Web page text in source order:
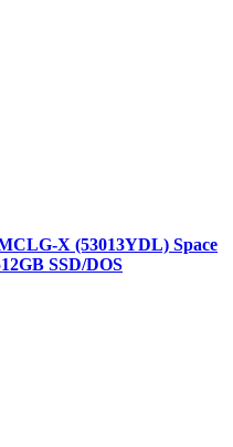
X (53013YDL) Space
SSD/DOS